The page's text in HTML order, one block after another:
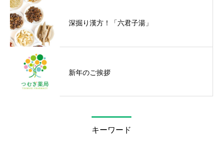
深掘り漢方！「六君子湯」
新年のご挨拶
キーワード